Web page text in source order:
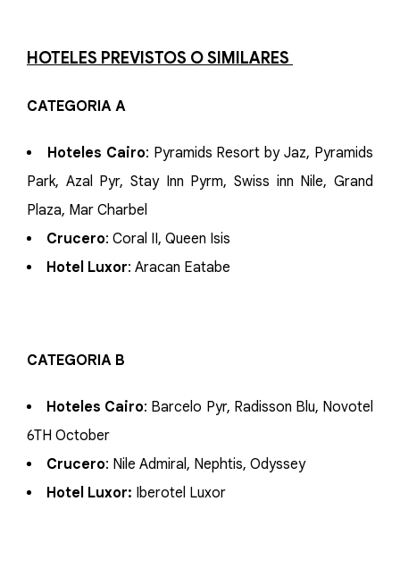
HOTELES PREVISTOS O SIMILARES
CATEGORIA A
Hoteles Cairo: Pyramids Resort by Jaz, Pyramids
Park, Azal Pyr, Stay Inn Pyrm, Swiss inn Nile, Grand
Plaza, Mar Charbel
Crucero: Coral II, Queen Isis
Hotel Luxor: Aracan Eatabe
CATEGORIA B
Hoteles Cairo: Barcelo Pyr, Radisson Blu, Novotel
6TH October
Crucero: Nile Admiral, Nephtis, Odyssey
Hotel Luxor: Iberotel Luxor